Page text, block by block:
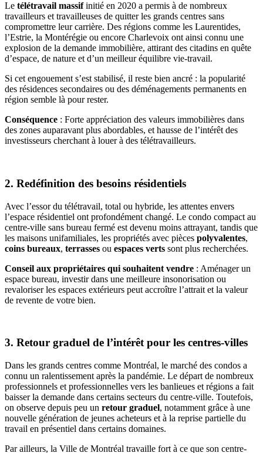
Le télétravail massifinitié en 2020 a permis à de nombreux
travailleurs et travailleuses de quitter les grands centres sans
compromettre leur carrière. Des régions comme les Laurentides,
l’Estrie, la Montérégie ou encore Charlevoix ont ainsi connu une
explosion de la demande immobilière, attirant des citadins en quête
d’espace, de nature et d’un meilleur équilibre vie-travail.
Si cet engouement s’est stabilisé, il reste bien ancré : la popularité
des résidences secondaires ou des déménagements permanents en
région semble là pour rester.
Conséquence : Forte appréciation des valeurs immobilières dans
des zones auparavant plus abordables, et hausse de l’intérêt des
investisseurs cherchant à louer à des télétravailleurs.
2. Redéfinition des besoins résidentiels
Avec l’essor du télétravail, total ou hybride, les attentes envers
l’espace résidentiel ont profondément changé. Le condo compact au
centre-ville sans bureau fermé est devenu moins attrayant, tandis que
les maisons unifamiliales, les propriétés avec pièces polyvalentes,
coins bureaux, terrasses ou espaces verts sont plus recherchées.
Conseil aux propriétaires qui souhaitent vendre : Aménager un
espace bureau, investir dans une meilleure insonorisation ou
revaloriser les espaces extérieurs peut accroître l’attrait et la valeur
de revente de votre bien.
3. Retour graduel de l’intérêt pour les centres-villes
Dans les grands centres comme Montréal, le marché des condos a
connu un ralentissement après la pandémie. Le départ de nombreux
professionnels et professionnelles vers les banlieues et régions a fait
baisser la demande dans certains secteurs du centre-ville. Toutefois,
on observe depuis peu un retour graduel, notamment grâce à une
nouvelle génération de jeunes acheteurs et à la reprise partielle du
travail en présentiel dans certains domaines.
Par ailleurs, la Ville de Montréal travaille fort à ce que son centre-